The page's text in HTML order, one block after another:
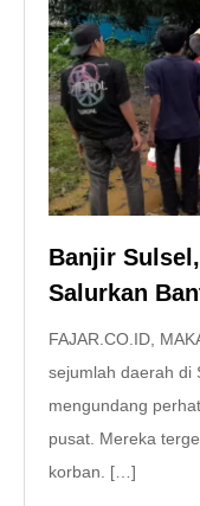
Banjir
Salurkan
FAJAR.CO.ID,
sejumlah daerah di
mengundang
pusat. Mereka
korban. […]